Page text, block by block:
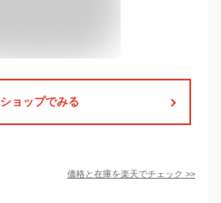
ショップでみる
価格と在庫を楽天でチェック >>